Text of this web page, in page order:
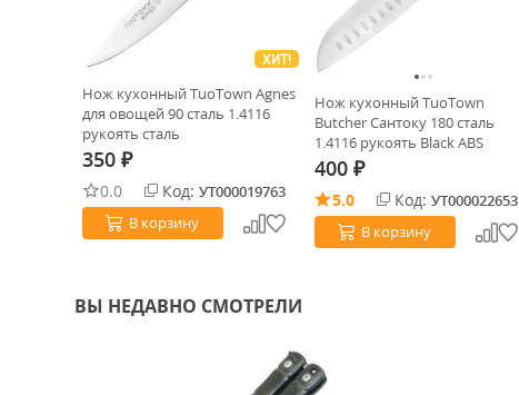
ХИТ!
Нож кухонный TuoTown Agnes
для овощей 90 сталь 1.4116
рукоять сталь
350 ₽
0.0 Код: УТ000019763
В корзину
Нож кухонный TuoTown
Butcher Сантоку 180 сталь
1.4116 рукоять Black ABS
400 ₽
5.0 Код: УТ000022653
В корзину
ВЫ НЕДАВНО СМОТРЕЛИ